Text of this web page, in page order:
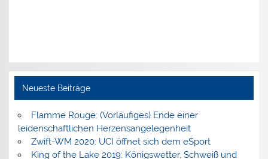
Neueste Beiträge
Flamme Rouge: (Vorläufiges) Ende einer
leidenschaftlichen Herzensangelegenheit
Zwift-WM 2020: UCI öffnet sich dem eSport
King of the Lake 2019: Königswetter, Schweiß und